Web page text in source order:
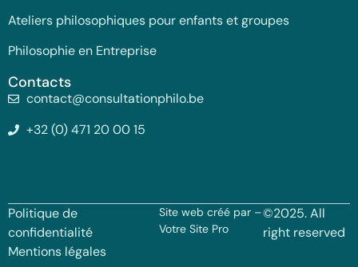
Ateliers philosophiques pour enfants et groupes
Philosophie en Entreprise
Contacts
contact@consultationphilo.be
+32 (0) 471 20 00 15
Politique de
confidentialité
Mentions légales
Site web créé par –
Votre Site Pro
©2025. All
right reserved